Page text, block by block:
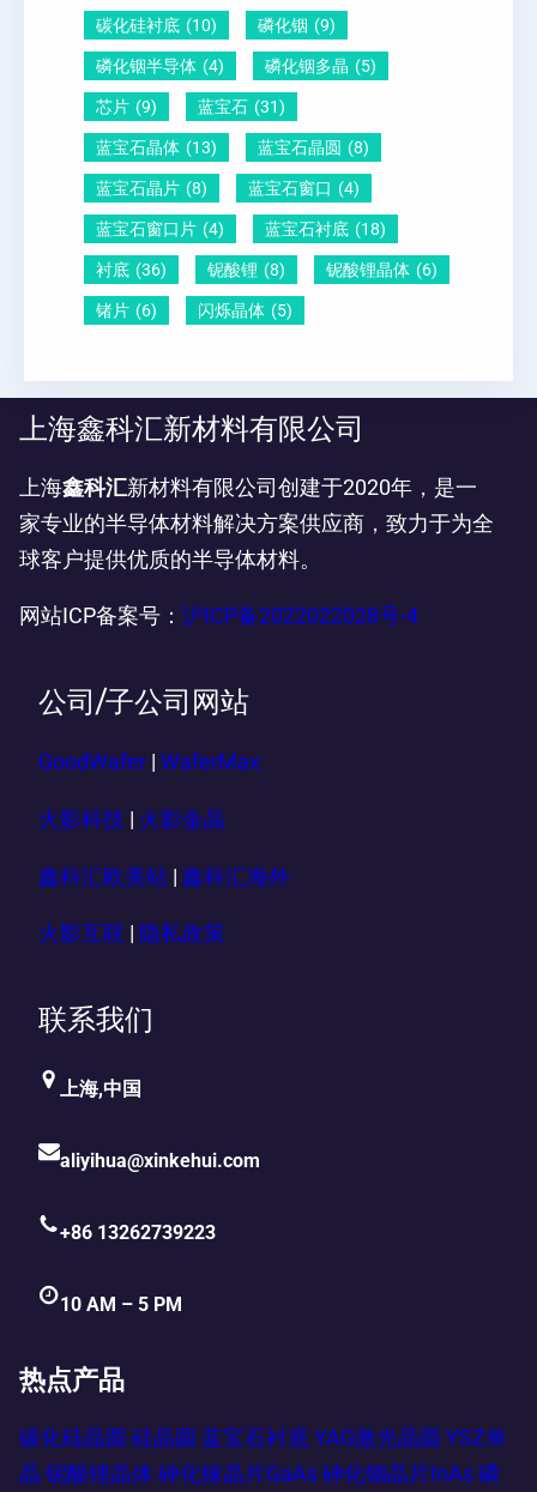
碳化硅衬底 (10) 磷化铟 (9)
磷化铟半导体 (4) 磷化铟多晶 (5)
芯片 (9) 蓝宝石 (31)
蓝宝石晶体 (13) 蓝宝石晶圆 (8)
蓝宝石晶片 (8) 蓝宝石窗口 (4)
蓝宝石窗口片 (4) 蓝宝石衬底 (18)
衬底 (36) 铌酸锂 (8) 铌酸锂晶体 (6)
锗片 (6) 闪烁晶体 (5)
上海鑫科汇新材料有限公司
上海鑫科汇新材料有限公司创建于2020年，是一
家专业的半导体材料解决方案供应商，致力于为全
球客户提供优质的半导体材料。
网站ICP备案号： 沪ICP备2022022028号-4
公司/子公司网站
GoodWafer WaferMax
火影科技 火影金晶
鑫科汇欧美站 | 鑫科汇海外
火影互联 隐私政策
联系我们
上海,中国
aliyihua@xinkehui.com
+86 13262739223
10 AM – 5 PM
热点产品
碳化硅晶圆 硅晶圆 蓝宝石衬底 YAG激光晶圆 YSZ单
晶 铌酸锂晶体 砷化镓晶片GaAs 砷化铟晶片InAs 磷